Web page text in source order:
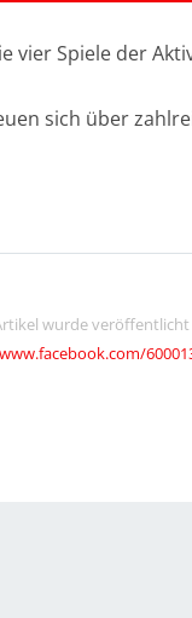
vier Spiele der
sich über
wurde veröffentlicht